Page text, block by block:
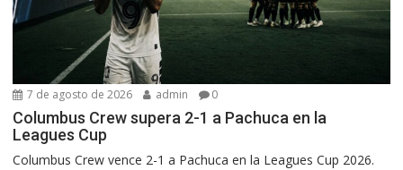
7 de agosto de 2026 admin 0
Columbus Crew supera 2-1 a Pachuca en la
Leagues Cup
Columbus Crew vence 2-1 a Pachuca en la Leagues Cup 2026.